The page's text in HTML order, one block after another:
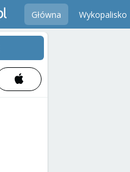
Główna Wykopalisko